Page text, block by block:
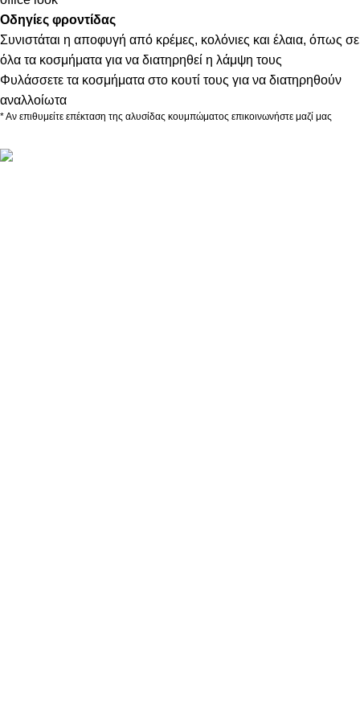
Οδηγίες φροντίδας
Συνιστάται η αποφυγή από κρέμες, κολόνιες και έλαια, όπως σε
όλα τα κοσμήματα για να διατηρηθεί η λάμψη τους
Φυλάσσετε τα κοσμήματα στο κουτί τους για να διατηρηθούν
αναλλοίωτα
* Αν επιθυμείτε επέκταση της αλυσίδας κουμπώματος επικοινωνήστε μαζί μας